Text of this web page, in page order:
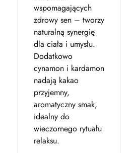
wspomagających
zdrowy sen – tworzy
naturalną synergię
dla ciała i umysłu.
Dodatkowo
cynamon i kardamon
nadają kakao
przyjemny,
aromatyczny smak,
idealny do
wieczornego rytuału
relaksu.